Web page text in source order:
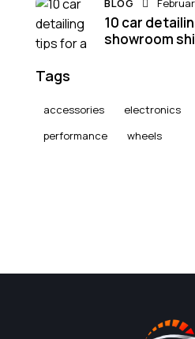
BLOG
10 car
showroom
Tags
accessories electronics
performance
wheels